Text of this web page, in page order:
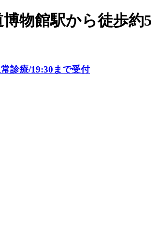
物館駅から徒歩約5